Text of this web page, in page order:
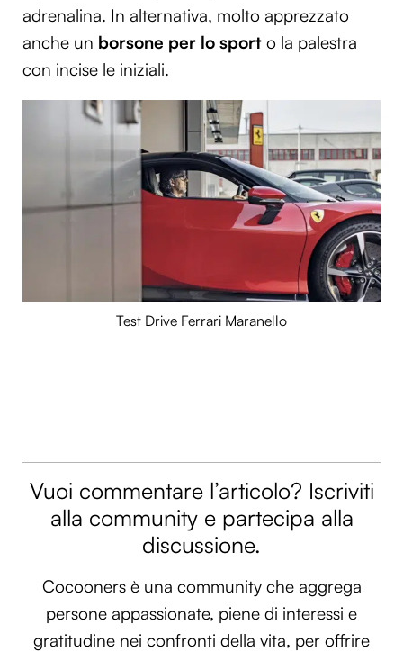
adrenalina. In alternativa, molto apprezzato
anche un borsone per lo sport o la palestra
con incise le iniziali.
Test Drive Ferrari Maranello
Vuoi commentare l’articolo? Iscriviti
alla community e partecipa alla
discussione.
Cocooners è una community che aggrega
persone appassionate, piene di interessi e
gratitudine nei confronti della vita, per offrire